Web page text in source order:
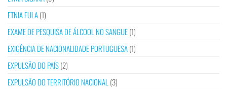
ETNIA FULA(1)
EXAME DE PESQUISA DE ÁLCOOL NO SANGUE(1)
EXIGÊNCIA DE NACIONALIDADE PORTUGUESA(1)
EXPULSÃO DO PAÍS(2)
EXPULSÃO DO TERRITÓRIO NACIONAL(3)